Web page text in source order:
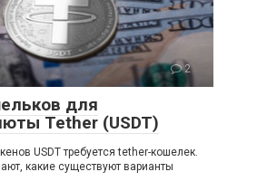
2
для
Tether (USDT)
USDT требуется tether-кошелек.
какие существуют варианты